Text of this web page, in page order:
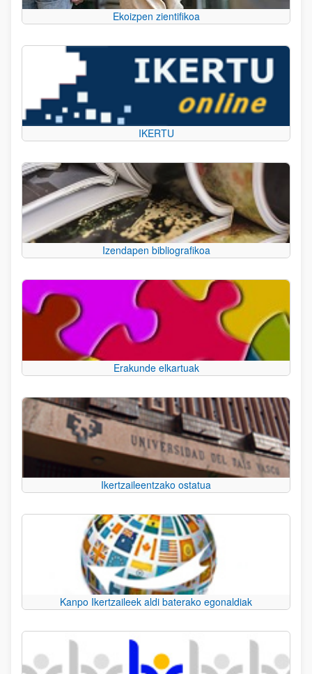
Ekoizpen zientifikoa
IKERTU
Izendapen bibliografikoa
Erakunde elkartuak
Ikertzaileentzako ostatua
Kanpo Ikertzaileek aldi baterako egonaldiak